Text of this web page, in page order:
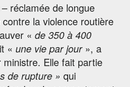
réclamée de longue
la violence routière
« de 350 à 400
« une vie par jour », a
ministre. Elle fait partie
de rupture » qui